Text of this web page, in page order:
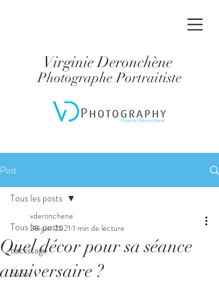
Virginie Deronchène
Photographe Portraitiste
Post
Tous les posts
backstage
bébé
Tous les posts
Quel décor pour sa séance
anniversaire ?
vderonchene
28 juin 2021 1 min de lecture